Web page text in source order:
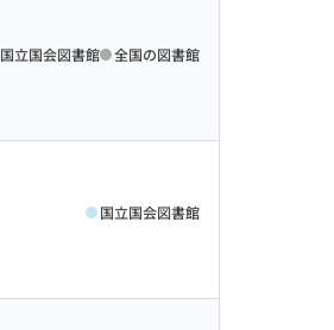
国立国会図書館 全国の図書館
国立国会図書館